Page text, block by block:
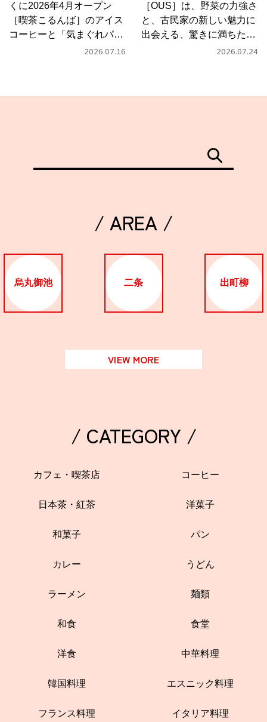
くに2026年4月オープン
［喫茶こるんば］のアイス
コーヒーと「気まぐれパス
2026.07.16
［OUS］は、野菜の力強さ
と、古民家の新しい魅力に
出会える、驚きに満ちたカ
2026.07.24
/ AREA /
烏丸御池 二条 出町柳
VIEW MORE
/ CATEGORY /
カフェ・喫茶店 コーヒー
日本茶・紅茶 洋菓子
和菓子 パン
カレー うどん
ラーメン 麺類
和食 食堂
洋食 中華料理
韓国料理 エスニック料理
フランス料理 イタリア料理